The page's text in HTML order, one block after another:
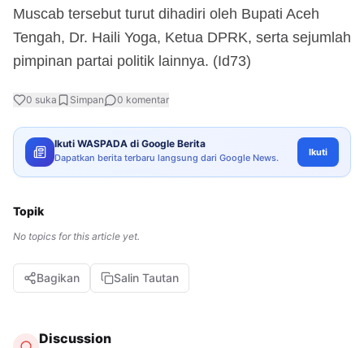
Muscab tersebut turut dihadiri oleh Bupati Aceh
Tengah, Dr. Haili Yoga, Ketua DPRK, serta sejumlah
pimpinan partai politik lainnya. (Id73)
0 suka Simpan 0 komentar
Ikuti WASPADA di Google Berita
Dapatkan berita terbaru langsung dari Google News. Ikuti
Topik
No topics for this article yet.
Bagikan Salin Tautan
Discussion